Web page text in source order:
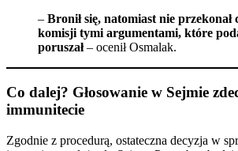
– Bronił się, natomiast nie przekonał
komisji tymi argumentami, które
poruszał– ocenił Osmalak.
Co dalej? Głosowanie w Sejmie
immunitecie
Zgodnie z procedurą, ostateczna decyzja w